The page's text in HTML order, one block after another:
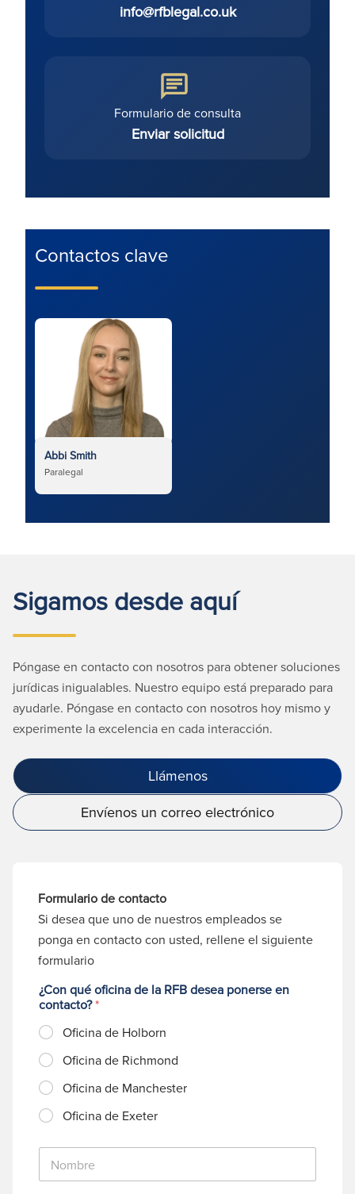
info@rfblegal.co.uk
Formulario de consulta
Enviar solicitud
Contactos clave
Abbi Smith
Paralegal
Sigamos desde aquí
Póngase en contacto con nosotros para obtener soluciones
jurídicas inigualables. Nuestro equipo está preparado para
ayudarle. Póngase en contacto con nosotros hoy mismo y
experimente la excelencia en cada interacción.
Llámenos
Envíenos un correo electrónico
Formulario de contacto
Si desea que uno de nuestros empleados se
ponga en contacto con usted, rellene el siguiente
formulario
¿Con qué oficina de la RFB desea ponerse en
contacto?*
Oficina de Holborn
Oficina de Richmond
Oficina de Manchester
Oficina de Exeter
N
m